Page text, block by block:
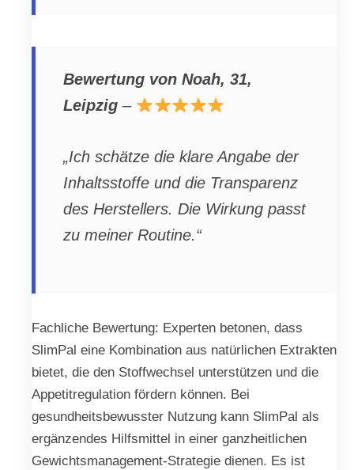
Bewertung von Noah, 31,
Leipzig –
„Ich schätze die klare Angabe der
Inhaltsstoffe und die Transparenz
des Herstellers. Die Wirkung passt
zu meiner Routine.“
Fachliche Bewertung: Experten betonen, dass
SlimPal eine Kombination aus natürlichen Extrakten
bietet, die den Stoffwechsel unterstützen und die
Appetitregulation fördern können. Bei
gesundheitsbewusster Nutzung kann SlimPal als
ergänzendes Hilfsmittel in einer ganzheitlichen
Gewichtsmanagement-Strategie dienen. Es ist